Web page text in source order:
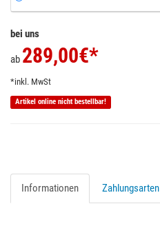
bei uns
ab 289,00€*
*inkl. MwSt
Artikel online nicht bestellbar!
Informationen Zahlungsarten